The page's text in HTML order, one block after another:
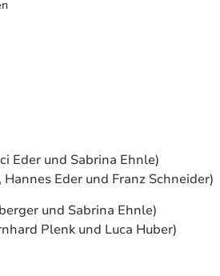
Eder und Sabrina Ehnle)
Eder und Franz Schneider)
und Sabrina Ehnle)
Plenk und Luca Huber)